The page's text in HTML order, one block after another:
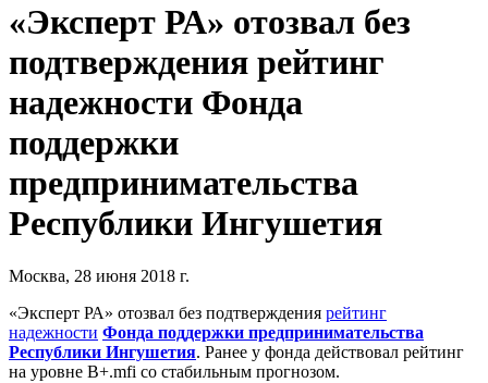
«Эксперт РА» отозвал без
подтверждения рейтинг
надежности Фонда
поддержки
предпринимательства
Республики Ингушетия
Москва, 28 июня 2018 г.
«Эксперт РА» отозвал без подтверждения рейтинг
надежности Фонда поддержки предпринимательства
Республики Ингушетия. Ранее у фонда действовал рейтинг
на уровне B+.mfi со стабильным прогнозом.